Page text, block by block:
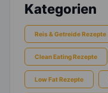
Kategorien
Reis & Getreide Rezepte
Clean Eating Rezepte
Low Fat Rezepte